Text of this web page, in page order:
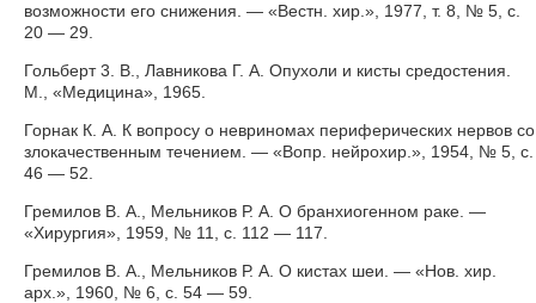
возможности его снижения. — «Вестн. хир.», 1977, т. 8, № 5, с.
20 — 29.
Гольберт 3. В., Лавникова Г. А. Опухоли и кисты средостения.
М., «Медицина», 1965.
Горнак К. А. К вопросу о невриномах периферических нервов со
злокачественным течением. — «Вопр. нейрохир.», 1954, № 5, с.
46 — 52.
Гремилов В. А., Мельников Р. А. О бранхиогенном раке. —
«Хирургия», 1959, № 11, с. 112 — 117.
Гремилов В. А., Мельников Р. А. О кистах шеи. — «Нов. хир.
арх.», 1960, № 6, с. 54 — 59.